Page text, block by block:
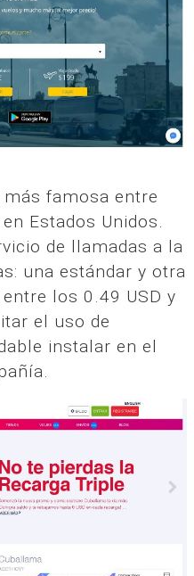
más famosa entre
Estados Unidos.
de llamadas a la
una estándar y otra
los 0.49 USD y
el uso de
instalar en el